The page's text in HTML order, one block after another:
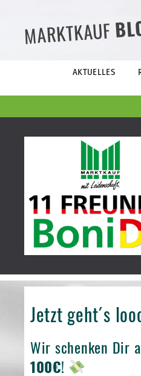
MARKTKAUF
AKTUELLES
Jetzt geht´s
Wir schenken Dir
100€!